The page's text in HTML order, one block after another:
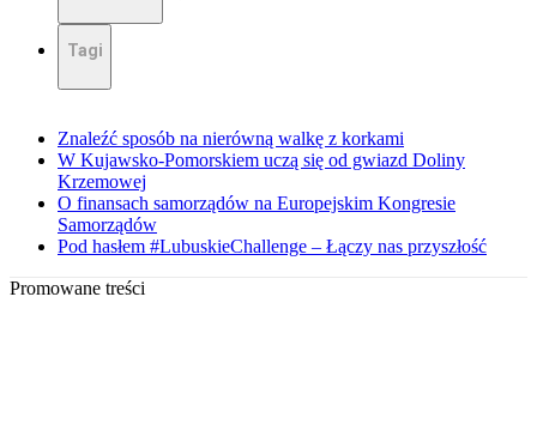
Tagi
Znaleźć sposób na nierówną walkę z korkami
W Kujawsko-Pomorskiem uczą się od gwiazd Doliny
Krzemowej
O finansach samorządów na Europejskim Kongresie
Samorządów
Pod hasłem #LubuskieChallenge – Łączy nas przyszłość
Promowane treści